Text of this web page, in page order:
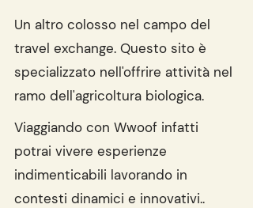
Un altro colosso nel campo del
travel exchange. Questo sito è
specializzato nell'offrire attività nel
ramo dell'agricoltura biologica.
Viaggiando con Wwoof infatti
potrai vivere esperienze
indimenticabili lavorando in
contesti dinamici e innovativi..